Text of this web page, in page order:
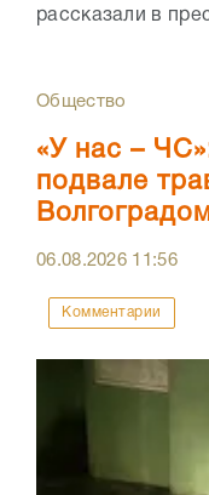
рассказали в
Общество
«У нас –
подвале
Волгоградом
06.08.2026 11:56
Комментарии